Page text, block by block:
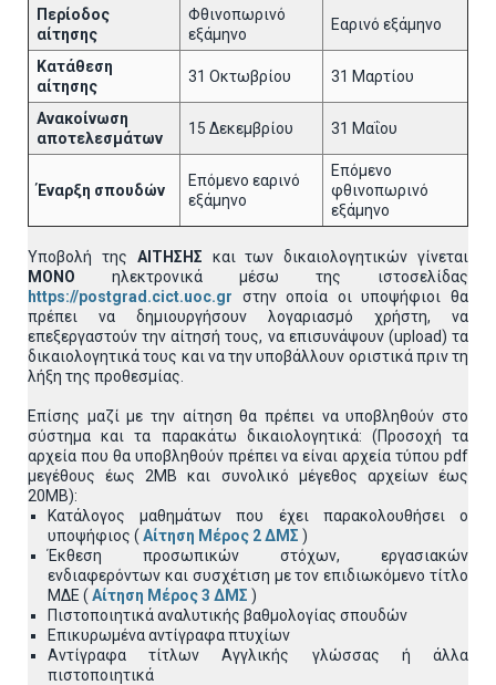
Περίοδος
αίτησης
Φθινοπωρινό
εξάμηνο
Εαρινό εξάμηνο
Κατάθεση
αίτησης
31 Οκτωβρίου 31 Μαρτίου
Ανακοίνωση
αποτελεσμάτων
15 Δεκεμβρίου 31 Μαΐου
Έναρξη σπουδών
Επόμενο εαρινό
εξάμηνο
Επόμενο
φθινοπωρινό
εξάμηνο
Υποβολή της ΑΙΤΗΣΗΣ και των δικαιολογητικών γίνεται
MONO ηλεκτρονικά μέσω της ιστοσελίδας
https://postgrad.cict.uoc.gr στην οποία οι υποψήφιοι θα
πρέπει να δημιουργήσουν λογαριασμό χρήστη, να
επεξεργαστούν την αίτησή τους, να επισυνάψουν (upload) τα
δικαιολογητικά τους και να την υποβάλλουν οριστικά πριν τη
λήξη της προθεσμίας.
Επίσης μαζί με την αίτηση θα πρέπει να υποβληθούν στο
σύστημα και τα παρακάτω δικαιολογητικά: (Προσοχή τα
αρχεία που θα υποβληθούν πρέπει να είναι αρχεία τύπου pdf
μεγέθους έως 2ΜΒ και συνολικό μέγεθος αρχείων έως
20ΜΒ):
Κατάλογος μαθημάτων που έχει παρακολουθήσει ο
υποψήφιος ( Αίτηση Μέρος 2 ΔΜΣ )
Έκθεση προσωπικών στόχων, εργασιακών
ενδιαφερόντων και συσχέτιση με τον επιδιωκόμενο τίτλο
ΜΔΕ ( Αίτηση Μέρος 3 ΔΜΣ )
Πιστοποιητικά αναλυτικής βαθμολογίας σπουδών
Επικυρωμένα αντίγραφα πτυχίων
Αντίγραφα τίτλων Αγγλικής γλώσσας ή άλλα
πιστοποιητικά